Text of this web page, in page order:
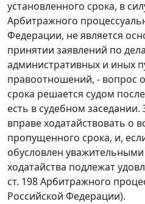
установленного срока, в
Арбитражного
Федерации, не является
принятии заявлений по
административных и иных
правоотношений, - вопрос
срока решается судом
есть в судебном
вправе ходатайствовать о
пропущенного срока, и,
обусловлен
ходатайства подлежат
ст. 198Арбитражного
Российской Федерации).